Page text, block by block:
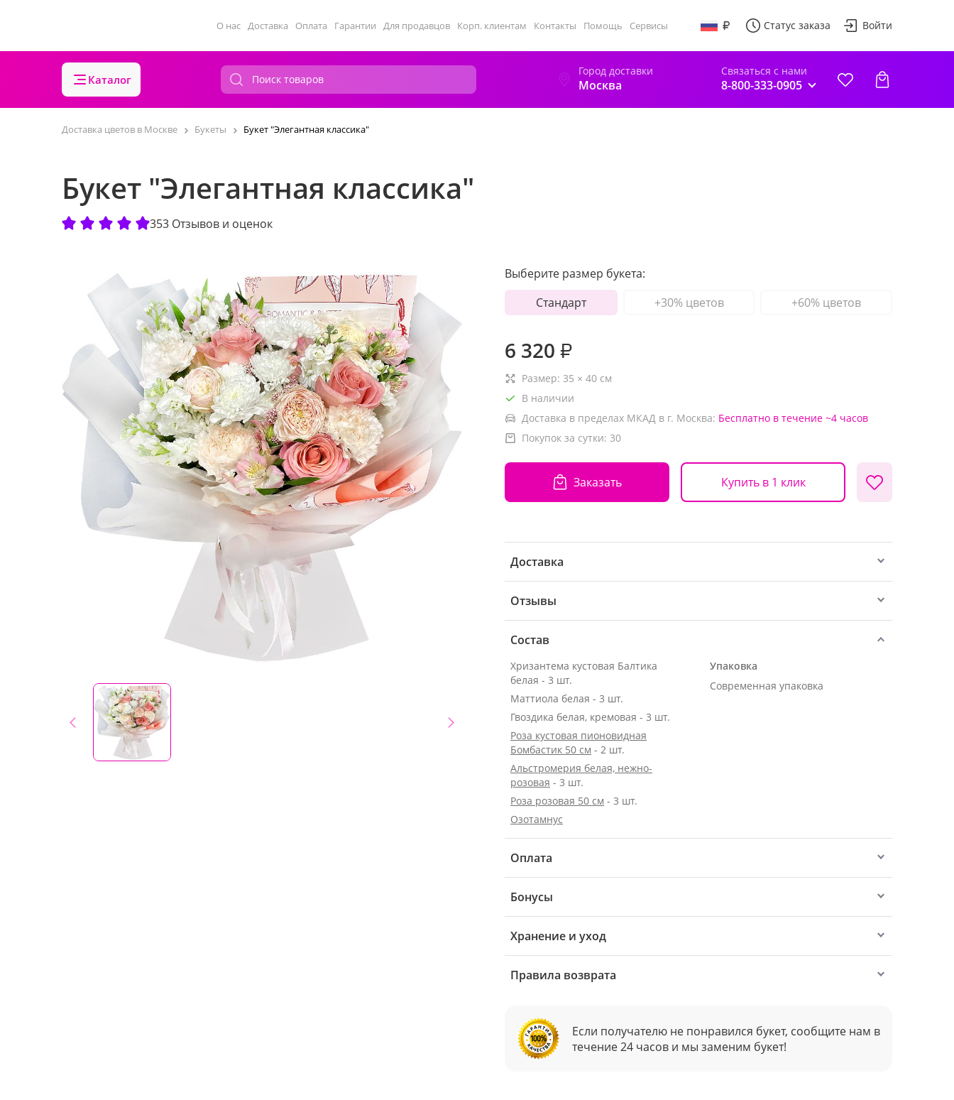
О нас Доставка Оплата Гарантии Для продавцов Корп. клиентам Контакты Помощь Сервисы Статус заказа Войти
Каталог
Город доставки
Москва
Связаться с нами
8-800-333-0905
Доставка цветов в Москве Букеты Букет "Элегантная классика"
Букет "Элегантная классика"
353 Отзывов и оценок
Выберите размер букета:
Стандарт
+30% цветов +60% цветов
6 320 ₽
Размер: 35 × 40 см
В наличии
Доставка в пределах МКАД в г. Москва: Бесплатно в течение ~4 часов
Покупок за сутки: 30
Заказать Купить в 1 клик
Доставка
Отзывы
Состав
Хризантема кустовая Балтика
белая - 3 шт.
Маттиола белая - 3 шт.
Гвоздика белая, кремовая - 3 шт.
Роза кустовая пионовидная
Бомбастик 50 см - 2 шт.
Альстромерия белая, нежно-
розовая - 3 шт.
Роза розовая 50 см - 3 шт.
Озотамнус
Упаковка
Современная упаковка
Оплата
Бонусы
Хранение и уход
Правила возврата
Если получателю не понравился букет, сообщите нам в
течение 24 часов и мы заменим букет!